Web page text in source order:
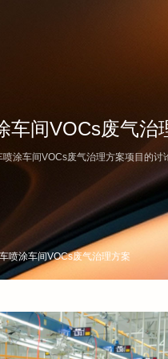
车间VOCs废气治
涂车间VOCs废气治理方案项目的讨
喷涂车间VOCs废气治理方案